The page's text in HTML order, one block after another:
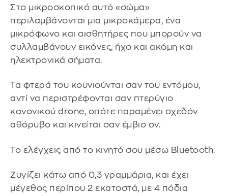
Στο μικροσκοπικό αυτό «σώμα»
περιλαμβάνονται μια μικροκάμερα, ένα
μικρόφωνο και αισθητήρες που μπορούν να
συλλαμβάνουν εικόνες, ήχο και ακόμη και
ηλεκτρονικά σήματα.
Τα φτερά του κουνιούνται σαν του εντόμου,
αντί να περιστρέφονται σαν πτερύγιο
κανονικού drone, οπότε παραμένει σχεδόν
αθόρυβο και κινείται σαν έμβιο ον.
Το ελέγχεις από το κινητό σου μέσω Bluetooth.
Ζυγίζει κάτω από 0,3 γραμμάρια, και έχει
μέγεθος περίπου 2 εκατοστά, με 4 πόδια